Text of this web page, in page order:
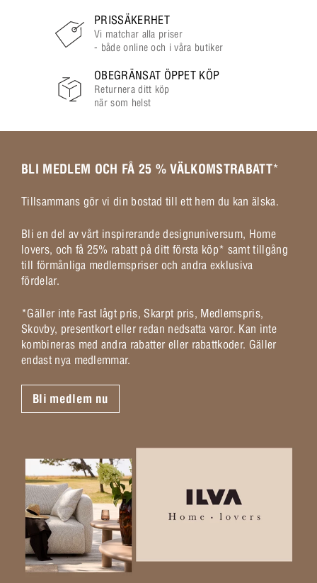
PRISSÄKERHET
Vi matchar alla priser
- både online och i våra butiker
OBEGRÄNSAT ÖPPET KÖP
Returnera ditt köp
när som helst
BLI MEDLEM OCH FÅ 25 % VÄLKOMSTRABATT*
Tillsammans gör vi din bostad till ett hem du kan älska.
Bli en del av vårt inspirerande designuniversum, Home
lovers, och få 25% rabatt på ditt första köp* samt tillgång
till förmånliga medlemspriser och andra exklusiva
fördelar.
*Gäller inte Fast lågt pris, Skarpt pris, Medlemspris,
Skovby, presentkort eller redan nedsatta varor. Kan inte
kombineras med andra rabatter eller rabattkoder. Gäller
endast nya medlemmar.
Bli medlem nu